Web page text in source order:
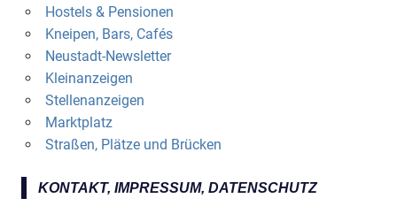
Hostels & Pensionen
Kneipen, Bars, Cafés
Neustadt-Newsletter
Kleinanzeigen
Stellenanzeigen
Marktplatz
Straßen, Plätze und Brücken
KONTAKT, IMPRESSUM, DATENSCHUTZ